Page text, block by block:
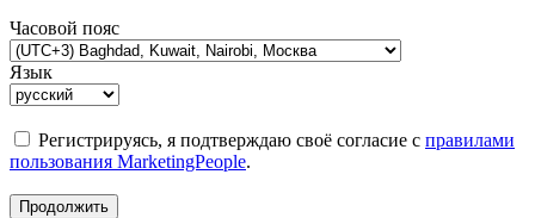
Часовой пояс
Язык
Регистрируясь, я подтверждаю своё согласие с правилами
пользования MarketingPeople.
Продолжить